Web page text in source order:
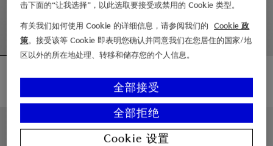
¥3,000.00
金属格纹椭圆框太阳眼镜, ¥3,000.00
¥3,000.00
金属格纹椭圆框太阳眼镜,
击下面的“让我选择”，以此选取要接受或禁用的 Cookie 类型。
有关我们如何使用 Cookie 的详细信息，请参阅我们的
Cookie 政
策。接受该等 Cookie 即表明您确认并同意我们在您居住的国家/地
区以外的所在地处理、转移和储存您的个人信息。
全部拒绝
全部接受
Cookie 设置